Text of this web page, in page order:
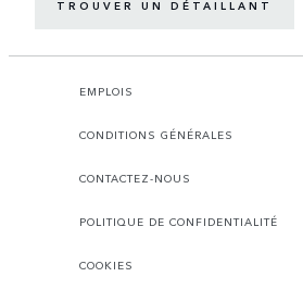
TROUVER UN DÉTAILLANT
EMPLOIS
CONDITIONS GÉNÉRALES
CONTACTEZ-NOUS
POLITIQUE DE CONFIDENTIALITÉ
COOKIES